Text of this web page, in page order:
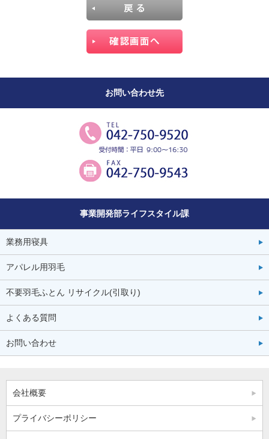
お問い合わせ先
事業開発部ライフスタイル課
業務用寝具
アパレル用羽毛
不要羽毛ふとん リサイクル(引取り)
よくある質問
お問い合わせ
会社概要
プライバシーポリシー